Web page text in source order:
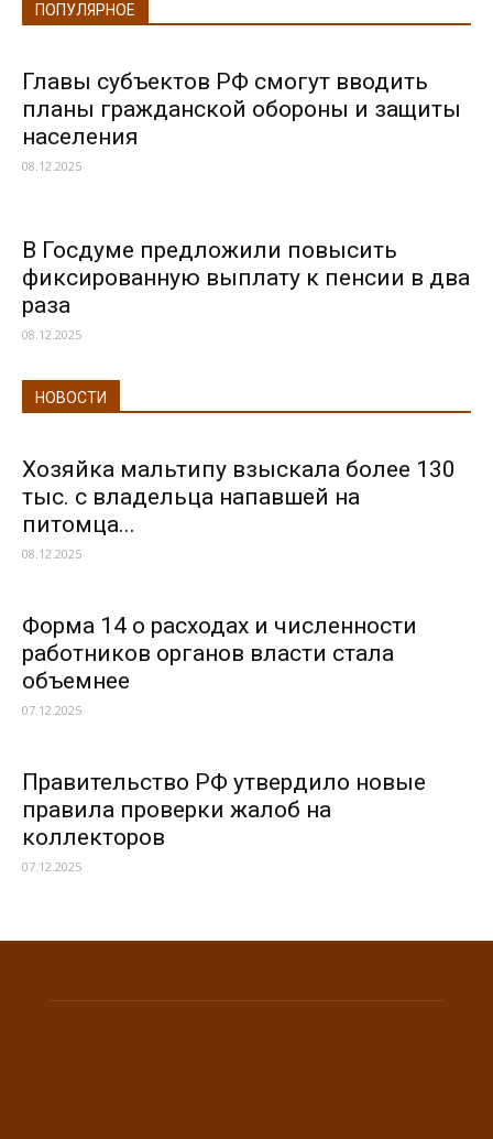
ПОПУЛЯРНОЕ
Главы субъектов РФ смогут вводить
планы гражданской обороны и защиты
населения
08.12.2025
В Госдуме предложили повысить
фиксированную выплату к пенсии в два
раза
08.12.2025
НОВОСТИ
Хозяйка мальтипу взыскала более 130
тыс. с владельца напавшей на
питомца...
08.12.2025
Форма 14 о расходах и численности
работников органов власти стала
объемнее
07.12.2025
Правительство РФ утвердило новые
правила проверки жалоб на
коллекторов
07.12.2025